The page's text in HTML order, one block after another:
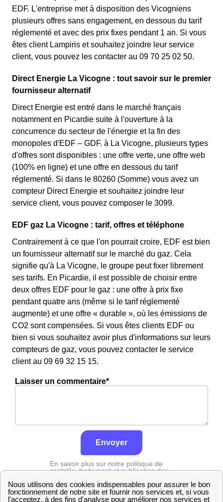
EDF. L'entreprise met à disposition des Vicogniens
plusieurs offres sans engagement, en dessous du tarif
réglementé et avec des prix fixes pendant 1 an. Si vous
êtes client Lampiris et souhaitez joindre leur service
client, vous pouvez les contacter au 09 70 25 02 50.
Direct Energie La Vicogne : tout savoir sur le premier
fournisseur alternatif
Direct Energie est entré dans le marché français
notamment en Picardie suite à l'ouverture à la
concurrence du secteur de l'énergie et la fin des
monopoles d'EDF – GDF. à La Vicogne, plusieurs types
d'offres sont disponibles : une offre verte, une offre web
(100% en ligne) et une offre en dessous du tarif
réglementé. Si dans le 80260 (Somme) vous avez un
compteur Direct Energie et souhaitez joindre leur
service client, vous pouvez composer le 3099.
EDF gaz La Vicogne : tarif, offres et téléphone
Contrairement à ce que l'on pourrait croire, EDF est bien
un fournisseur alternatif sur le marché du gaz. Cela
signifie qu'à La Vicogne, le groupe peut fixer librement
ses tarifs. En Picardie, il est possible de choisir entre
deux offres EDF pour le gaz : une offre à prix fixe
pendant quatre ans (même si le tarif réglementé
augmente) et une offre « durable », où les émissions de
CO2 sont compensées. Si vous êtes clients EDF ou
bien si vous souhaitez avoir plus d'informations sur leurs
compteurs de gaz, vous pouvez contacter le service
client au 09 69 32 15 15.
Laisser un commentaire*
Envoyer
En savoir plus sur notre politique de
contrôle, traitement et publication des